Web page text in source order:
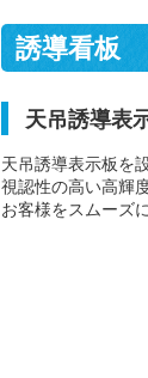
誘導看板
天吊誘導表
天吊誘導表示板を設
視認性の高い高輝
お客様をスムーズ